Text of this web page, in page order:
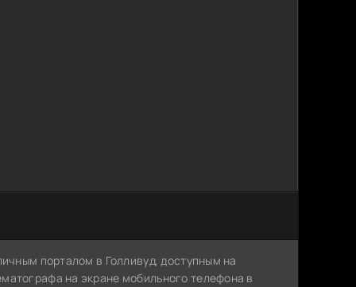
порталом в Голливуд, доступным на
на экране мобильного телефона в